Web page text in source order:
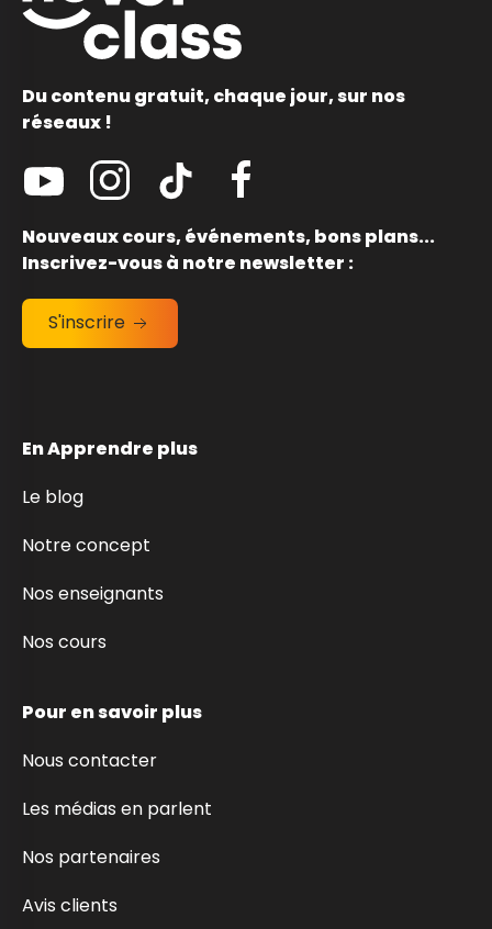
Du contenu gratuit, chaque jour, sur nos
réseaux !
Nouveaux cours, événements, bons plans...
Inscrivez-vous à notre newsletter :
S'inscrire
En Apprendre plus
Le blog
Notre concept
Nos enseignants
Nos cours
Pour en savoir plus
Nous contacter
Les médias en parlent
Nos partenaires
Avis clients